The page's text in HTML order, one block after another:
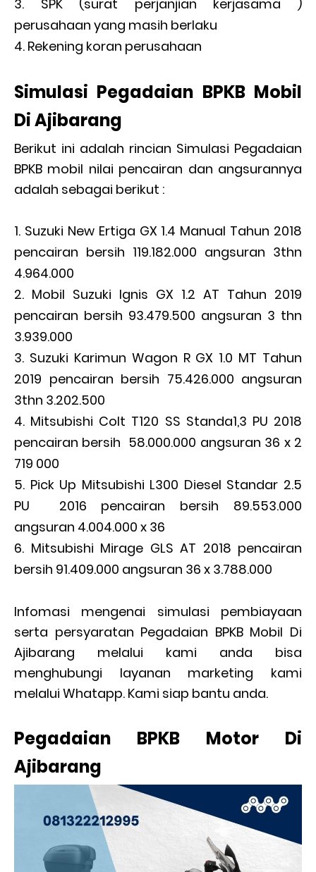
SPK (surat perjanjian kerjasama )
perusahaan yang masih berlaku
Rekening koran perusahaan
Simulasi Pegadaian BPKB Mobil
Di Ajibarang
Berikut ini adalah rincian Simulasi Pegadaian
BPKB mobil nilai pencairan dan angsurannya
adalah sebagai berikut :
Suzuki New Ertiga GX 1.4 Manual Tahun 2018
pencairan bersih 119.182.000 angsuran 3thn
4.964.000
Mobil Suzuki Ignis GX 1.2 AT Tahun 2019
pencairan bersih 93.479.500 angsuran 3 thn
3.939.000
Suzuki Karimun Wagon R GX 1.0 MT Tahun
2019 pencairan bersih 75.426.000 angsuran
3thn 3.202.500
Mitsubishi Colt T120 SS Standa1,3 PU 2018
pencairan bersih 58.000.000 angsuran 36 x 2
719 000
Pick Up Mitsubishi L300 Diesel Standar 2.5
PU 2016 pencairan bersih 89.553.000
angsuran 4.004.000 x 36
Mitsubishi Mirage GLS AT 2018 pencairan
bersih 91.409.000 angsuran 36 x 3.788.000
Infomasi mengenai simulasi pembiayaan
serta persyaratan Pegadaian BPKB Mobil Di
Ajibarang melalui kami anda bisa
menghubungi layanan marketing kami
melalui Whatapp. Kami siap bantu anda.
Pegadaian BPKB Motor Di
Ajibarang